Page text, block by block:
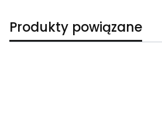
Produkty powiązane